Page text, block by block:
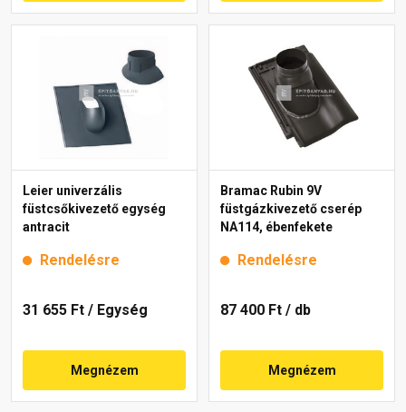
Leier univerzális
füstcsőkivezető egység
antracit
Rendelésre
31 655 Ft / Egység
Megnézem
Bramac Rubin 9V
füstgázkivezető cserép
NA114, ébenfekete
Rendelésre
87 400 Ft / db
Megnézem